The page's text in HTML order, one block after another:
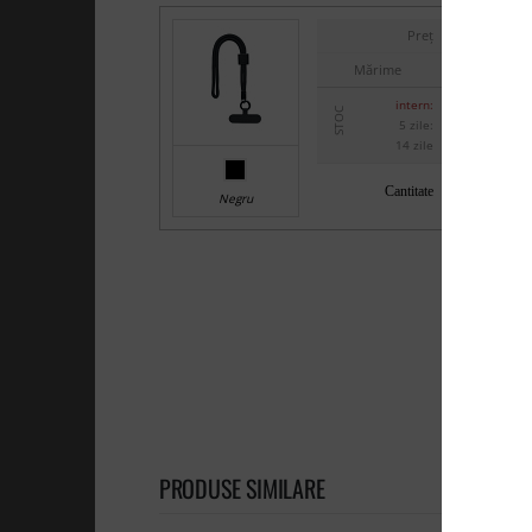
Negru
Preț
Mărime
STOC
intern:
5 zile:
14 zile
Cantitate
PRODUSE SIMILARE